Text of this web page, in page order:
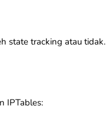
state tracking atau tidak.
IPTables: